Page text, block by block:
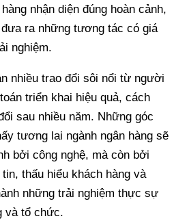
nhận diện đúng hoàn cảnh,
ra những tương tác có giá
nghiệm.
nhiều trao đổi sôi nổi từ người
triển khai hiệu quả, cách
sau nhiều năm. Những góc
tương lai ngành ngân hàng sẽ
bởi công nghệ, mà còn bởi
thấu hiểu khách hàng và
những trải nghiệm thực sự
và tổ chức.